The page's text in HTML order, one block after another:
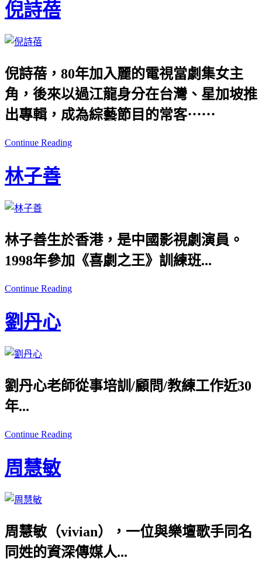
倪詩蓓
倪詩蓓，80年加入麗的電視當劇集女主
角，後來以過江龍身分在台灣、星加坡推
出專輯，成為綜藝節目的常客⋯⋯
Continue Reading
林子善
林子善生於香港，是中國影視劇演員。
1998年參加《喜劇之王》訓練班...
Continue Reading
劉丹⼼
劉丹⼼老師從事培訓/顧問/教練⼯作近30
年...
Continue Reading
周慧敏
周慧敏（vivian），一位與樂壇歌手同名
同姓的資深傳媒人...